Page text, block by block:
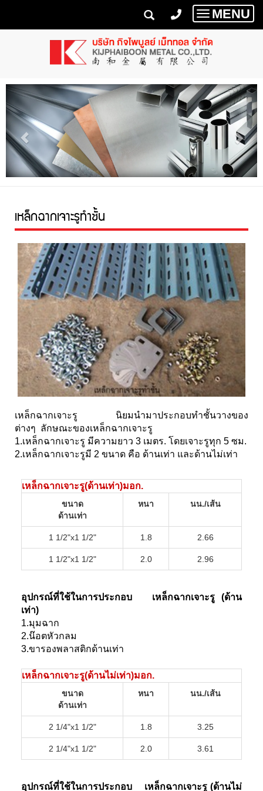
Toggle
MENU
เหล็กฉากเจาะรูทำชั้น
เหล็กฉากเจาะรู นิยมนำมาประกอบทำชั้นวางของ
ต่างๆ ลักษณะของเหล็กฉากเจาะรู
1.เหล็กฉากเจาะรู มีความยาว 3 เมตร. โดยเจาะรูทุก 5 ซม.
2.เหล็กฉากเจาะรูมี 2 ขนาด คือ ด้านเท่า และด้านไม่เท่า
เหล็กฉากเจาะรู(ด้านเท่า)มอก.
ขนาด
ด้านเท่า
หนา นน./เส้น
1 1/2"x1 1/2" 1.8 2.66
1 1/2"x1 1/2" 2.0 2.96
อุปกรณ์ที่ใช้ในการประกอบ เหล็กฉากเจาะรู (ด้าน
เท่า)
1.มุมฉาก
2.น๊อตหัวกลม
3.ขารองพลาสติกด้านเท่า
เหล็กฉากเจาะรู(ด้านไม่เท่า)มอก.
ขนาด
ด้านเท่า
หนา นน./เส้น
2 1/4"x1 1/2" 1.8 3.25
2 1/4"x1 1/2" 2.0 3.61
อุปกรณ์ที่ใช้ในการประกอบ เหล็กฉากเจาะรู (ด้านไม่